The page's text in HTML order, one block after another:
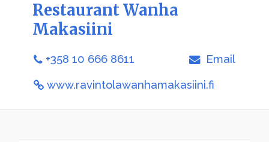
Restaurant Wanha
Makasiini
+358 10 666 8611 Email
www.ravintolawanhamakasiini.fi